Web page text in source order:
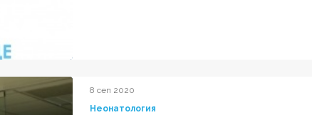
8 сеп 2020
Неонатология